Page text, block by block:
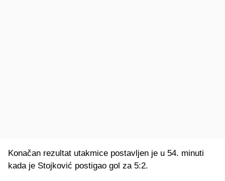
Konačan rezultat utakmice postavljen je u 54. minuti
kada je Stojković postigao gol za 5:2.